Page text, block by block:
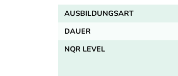
AUSBILDUNGSART
DAUER
NQR LEVEL